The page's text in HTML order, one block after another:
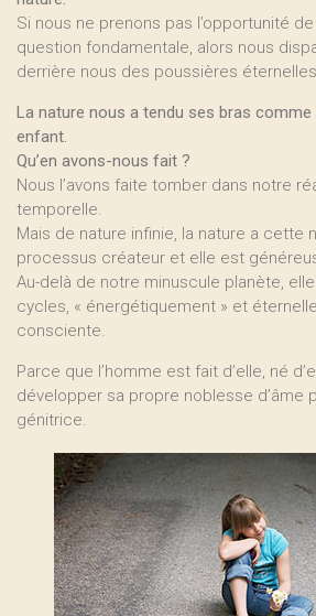
Si nous ne prenons pas l’opportunité
question fondamentale, alors nous
derrière nous des poussières
La nature nous a tendu ses bras comme
enfant.
Qu’en avons-nous fait ?
Nous l’avons faite tomber dans notre
temporelle.
Mais de nature infinie, la nature a cette
processus créateur et elle est
Au-delà de notre minuscule planète,
cycles, « énergétiquement » et
consciente.
Parce que l’homme est fait d’elle, né
développer sa propre noblesse d’âme
génitrice.